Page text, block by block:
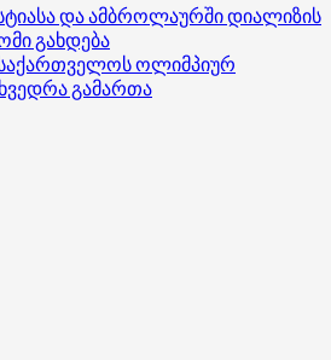
და ამბროლაურში დიალიზის
გახდება
საქართველოს ოლიმპიურ
გამართა